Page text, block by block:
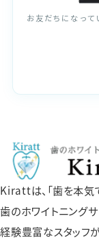
お友だちになっ
Kirattは、「歯を本気
歯のホワイトニングサ
経験豊富なスタッフ